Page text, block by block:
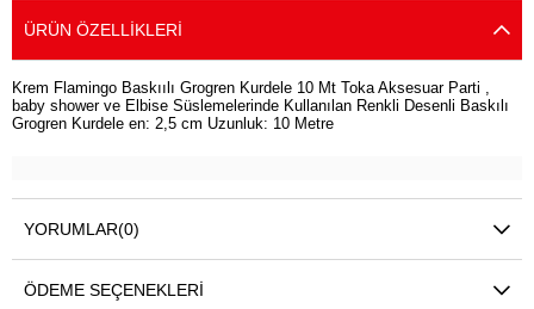
ÜRÜN ÖZELLIKLERI
Krem Flamingo Baskıılı Grogren Kurdele 10 Mt Toka Aksesuar Parti ,
baby shower ve Elbise Süslemelerinde Kullanılan Renkli Desenli Baskılı
Grogren Kurdele en: 2,5 cm Uzunluk: 10 Metre
YORUMLAR(0)
ÖDEME SEÇENEKLERI